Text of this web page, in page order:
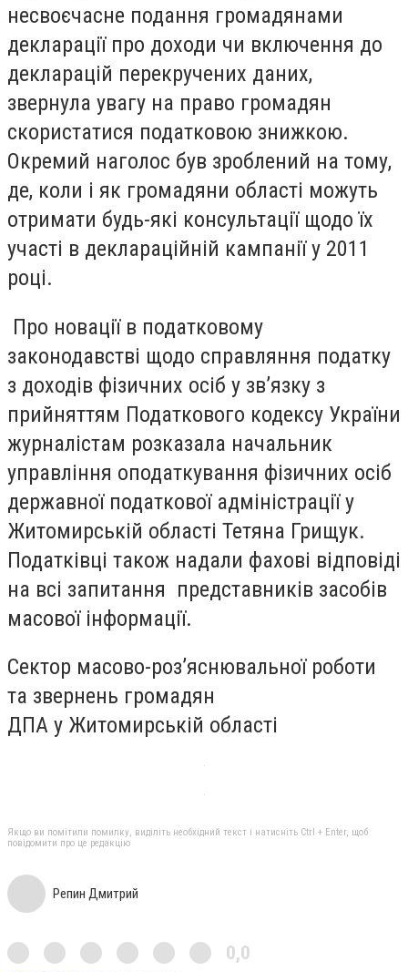
несвоєчасне подання громадянами
декларації про доходи чи включення до
декларацій перекручених даних,
звернула увагу на право громадян
скористатися податковою знижкою.
Окремий наголос був зроблений на тому,
де, коли і як громадяни області можуть
отримати будь-які консультації щодо їх
участі в деклараційній кампанії у 2011
році.
Про новації в податковому
законодавстві щодо справляння податку
з доходів фізичних осіб у зв’язку з
прийняттям Податкового кодексу України
журналістам розказала начальник
управління оподаткування фізичних осіб
державної податкової адміністрації у
Житомирській області Тетяна Грищук.
Податківці також надали фахові відповіді
на всі запитання представників засобів
масової інформації.
Сектор масово-роз’яснювальної роботи
та звернень громадян
ДПА у Житомирській області
Якщо ви помітили помилку, виділіть необхідний текст і натисніть Ctrl + Enter, щоб
повідомити про це редакцію
Репин Дмитрий
0,0